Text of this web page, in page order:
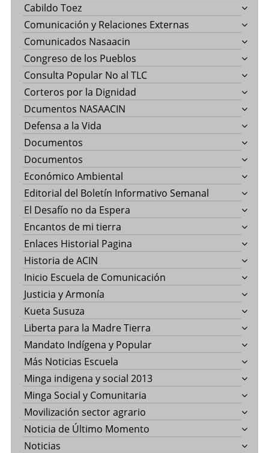
Cabildo Toez
Comunicación y Relaciones Externas
Comunicados Nasaacin
Congreso de los Pueblos
Consulta Popular No al TLC
Corteros por la Dignidad
Dcumentos NASAACIN
Defensa a la Vida
Documentos
Documentos
Económico Ambiental
Editorial del Boletín Informativo Semanal
El Desafío no da Espera
Encantos de mi tierra
Enlaces Historial Pagina
Historia de ACIN
Inicio Escuela de Comunicación
Justicia y Armonía
Kueta Susuza
Liberta para la Madre Tierra
Mandato Indígena y Popular
Más Noticias Escuela
Minga indigena y social 2013
Minga Social y Comunitaria
Movilización sector agrario
Noticia de Último Momento
Noticias